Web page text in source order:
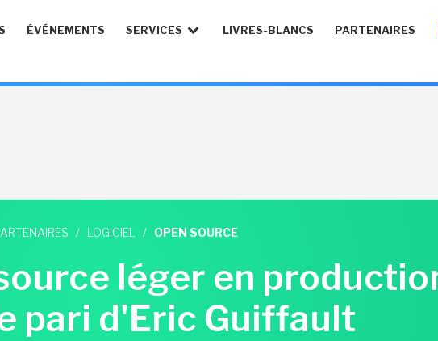
ÉVÉNEMENTS SERVICES LIVRES-BLANCS PARTENAIRES
/ LOGICIEL / OPEN SOURCE
léger en
pari d'Eric Guiffault